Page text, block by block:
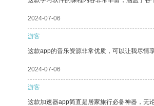
2024-07-06
游客
这款app的音乐资源非常优质，可以让我尽情
2024-07-06
游客
这款加速器app简直是居家旅行必备神器，无